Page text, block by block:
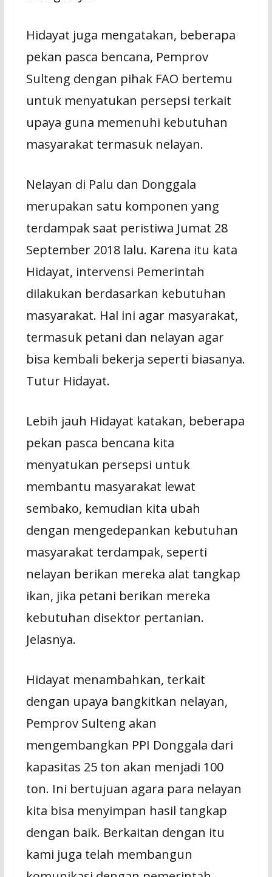
Hidayat juga mengatakan, beberapa
pekan pasca bencana, Pemprov
Sulteng dengan pihak FAO bertemu
untuk menyatukan persepsi terkait
upaya guna memenuhi kebutuhan
masyarakat termasuk nelayan.
Nelayan di Palu dan Donggala
merupakan satu komponen yang
terdampak saat peristiwa Jumat 28
September 2018 lalu. Karena itu kata
Hidayat, intervensi Pemerintah
dilakukan berdasarkan kebutuhan
masyarakat. Hal ini agar masyarakat,
termasuk petani dan nelayan agar
bisa kembali bekerja seperti biasanya.
Tutur Hidayat.
Lebih jauh Hidayat katakan, beberapa
pekan pasca bencana kita
menyatukan persepsi untuk
membantu masyarakat lewat
sembako, kemudian kita ubah
dengan mengedepankan kebutuhan
masyarakat terdampak, seperti
nelayan berikan mereka alat tangkap
ikan, jika petani berikan mereka
kebutuhan disektor pertanian.
Jelasnya.
Hidayat menambahkan, terkait
dengan upaya bangkitkan nelayan,
Pemprov Sulteng akan
mengembangkan PPI Donggala dari
kapasitas 25 ton akan menjadi 100
ton. Ini bertujuan agara para nelayan
kita bisa menyimpan hasil tangkap
dengan baik. Berkaitan dengan itu
kami juga telah membangun